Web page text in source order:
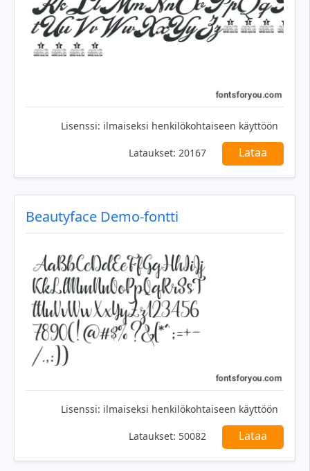
Lisenssi: ilmaiseksi henkilökohtaiseen käyttöön
Lataukset: 20167 Lataa
Beautyface Demo-fontti
Lisenssi: ilmaiseksi henkilökohtaiseen käyttöön
Lataukset: 50082 Lataa